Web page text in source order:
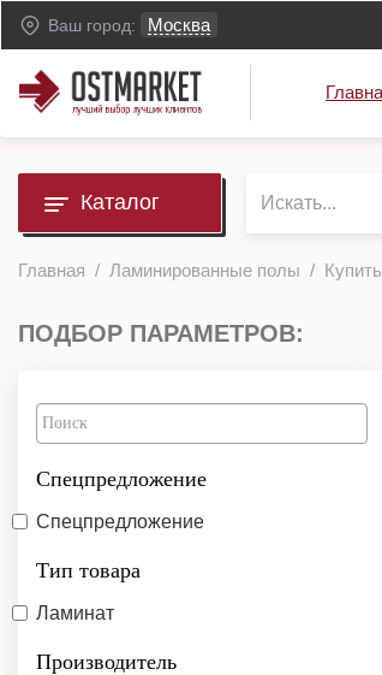
Ваш город: Москва
Каталог
Главная Ламинированные полы
ПОДБОР ПАРАМЕТРОВ:
Спецпредложение
Спецпредложение
Тип товара
Ламинат
Производитель